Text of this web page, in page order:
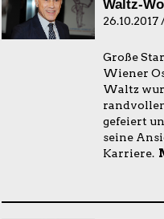
Waltz-
Große
Wiener
Waltz
gefeiert
seine
Karriere.